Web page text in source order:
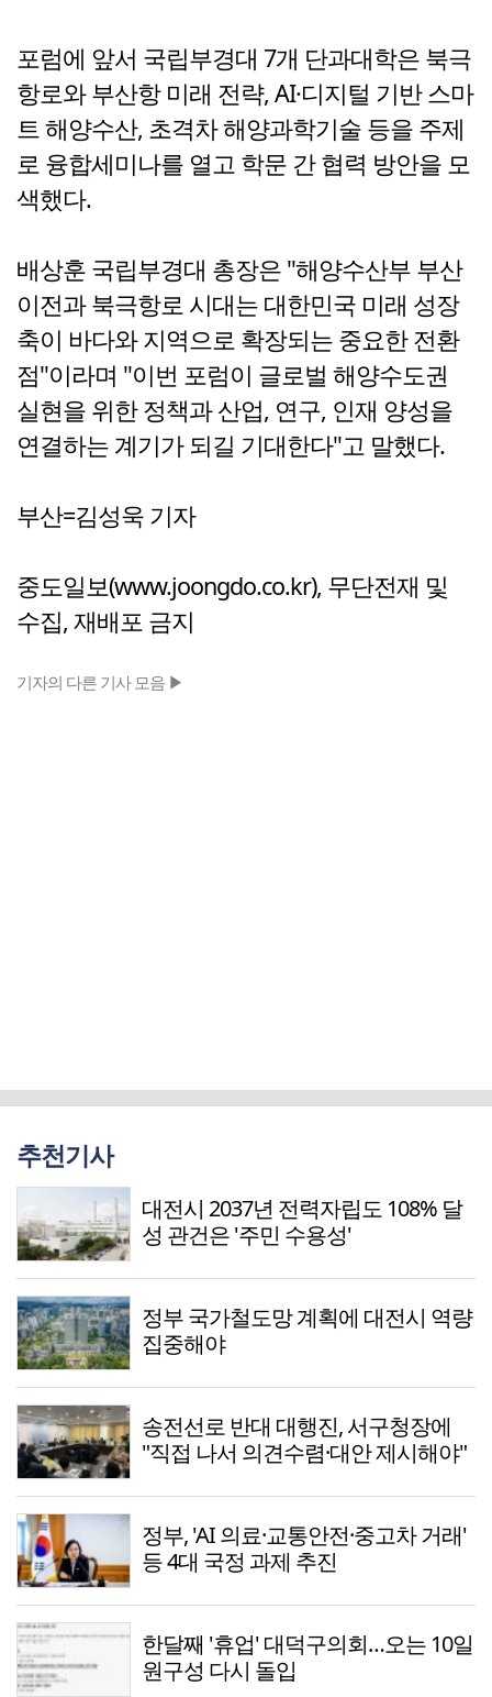
포럼에 앞서 국립부경대 7개 단과대학은 북극
항로와 부산항 미래 전략, AI·디지털 기반 스마
트 해양수산, 초격차 해양과학기술 등을 주제
로 융합세미나를 열고 학문 간 협력 방안을 모
색했다.
배상훈 국립부경대 총장은 "해양수산부 부산
이전과 북극항로 시대는 대한민국 미래 성장
축이 바다와 지역으로 확장되는 중요한 전환
점"이라며 "이번 포럼이 글로벌 해양수도권
실현을 위한 정책과 산업, 연구, 인재 양성을
연결하는 계기가 되길 기대한다"고 말했다.
부산=김성욱 기자
중도일보(www.joongdo.co.kr), 무단전재 및
수집, 재배포 금지
기자의 다른 기사 모음 ▶
추천기사
대전시 2037년 전력자립도 108% 달
성 관건은 '주민 수용성'
정부 국가철도망 계획에 대전시 역량
집중해야
송전선로 반대 대행진, 서구청장에
"직접 나서 의견수렴·대안 제시해야"
정부, 'AI 의료·교통안전·중고차 거래'
등 4대 국정 과제 추진
한달째 '휴업' 대덕구의회…오는 10일
원구성 다시 돌입